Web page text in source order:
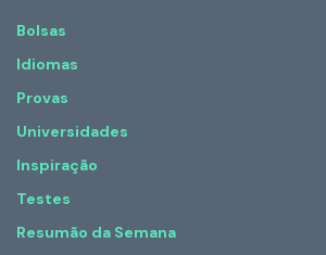
Bolsas
Idiomas
Provas
Universidades
Inspiração
Testes
Resumão da Semana